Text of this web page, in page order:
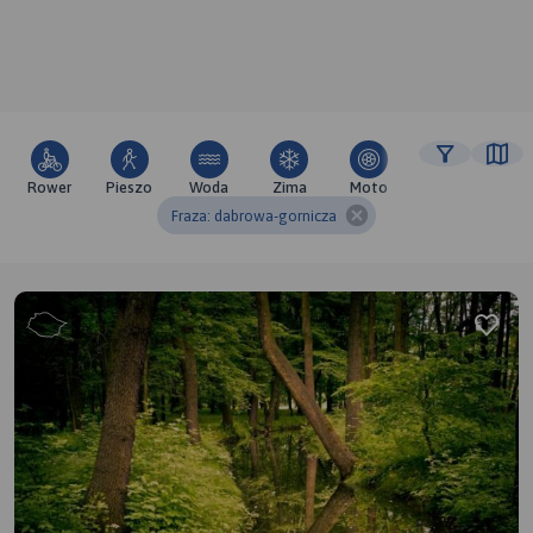
Rower Pieszo Woda Zima Moto
Fraza: dabrowa-gornicza